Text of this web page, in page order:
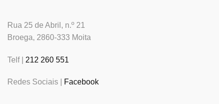
Rua 25 de Abril, n.º 21
Broega, 2860-333 Moita
Telf | 212 260 551
Redes Sociais | Facebook